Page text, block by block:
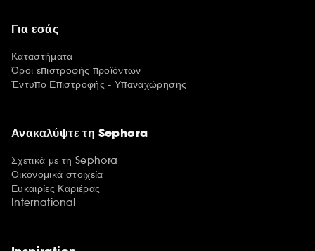
Για εσάς
Καταστήματα
Όροι επιστροφής προϊόντων
Έντυπο Επιστροφής - Υπαναχώρησης
Ανακαλύψτε τη Sephora
Σχετικά με τη Sephora
Οικονομικά στοιχεία
Ευκαιρίες Καριέρας
International